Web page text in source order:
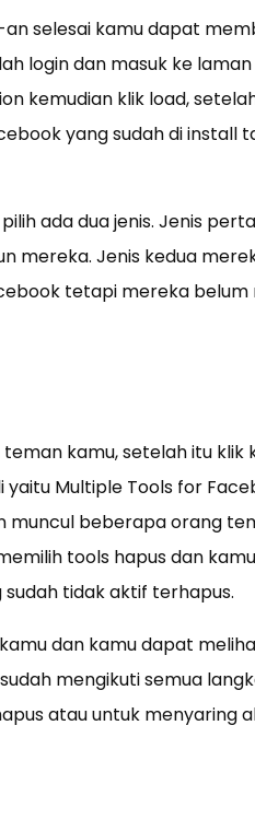
selesai kamu dapat
login dan masuk ke
kemudian klik load,
yang sudah di install
ada dua jenis. Jenis
mereka. Jenis kedua
tetapi mereka
kamu, setelah itu klik
Multiple Tools for
muncul beberapa orang
tools hapus dan
tidak aktif terhapus.
dan kamu dapat
mengikuti semua
atau untuk menyaring